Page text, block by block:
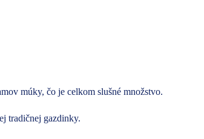
múky, čo je celkom slušné množstvo.
tradičnej gazdinky.